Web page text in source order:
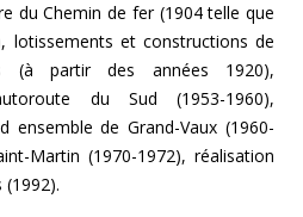
du Chemin de fer (1904 telle que
lotissements et constructions de
(à partir des années 1920),
du Sud (1953-1960),
ensemble de Grand-Vaux (1960-
Martin (1970-1972), réalisation
(1992).